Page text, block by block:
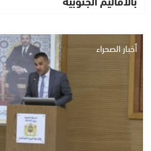
أخبار الصحراء